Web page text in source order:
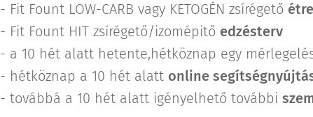
- Fit Fount LOW-CARB vagy KETOGÉN zsírégető
- Fit Fount HIT zsírégető/izomépitő edzésterv
- a 10 hét alatt hetente,hétköznap egy
- hétköznap a 10 hét alatt online
- továbbá a 10 hét alatt igényelhető további